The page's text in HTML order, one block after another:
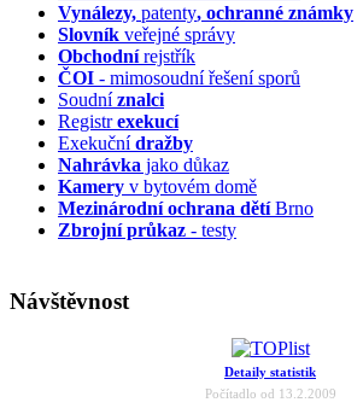
Vynálezy, patenty, ochranné známky
Slovník veřejné správy
Obchodnírejstřík
ČOI - mimosoudní řešení sporů
Soudníznalci
Registrexekucí
Exekučnídražby
Nahrávka jako důkaz
Kamery v bytovém domě
Mezinárodní ochrana dětíBrno
Zbrojní průkaz - testy
Návštěvnost
Detaily statistik
Počítadlo od 13.2.2009